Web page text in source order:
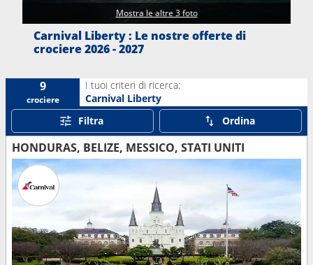
Carnival Liberty : Le nostre offerte di
crociere 2026 - 2027
Mostra le altre 3 foto
9
crociere
I tuoi criteri di ricerca:
Carnival Liberty
Filtra
Ordina
HONDURAS, BELIZE, MESSICO, STATI UNITI